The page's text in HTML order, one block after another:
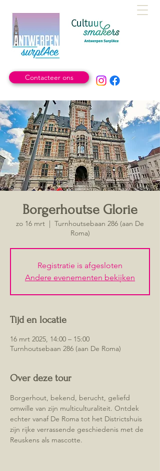
Contacteer ons
Borgerhoutse Glorie
zo 16 mrt
  |
Turnhoutsebaan 286 (aan De
Roma)
Registratie is afgesloten
Andere evenementen bekijken
Tijd en locatie
16 mrt 2025, 14:00 – 15:00
Turnhoutsebaan 286 (aan De Roma)
Over deze tour
Borgerhout, bekend, berucht, geliefd
omwille van zijn multiculturaliteit. Ontdek
echter vanaf De Roma tot het Districtshuis
zijn rijke verrassende geschiedenis met de
Reuskens als mascotte.